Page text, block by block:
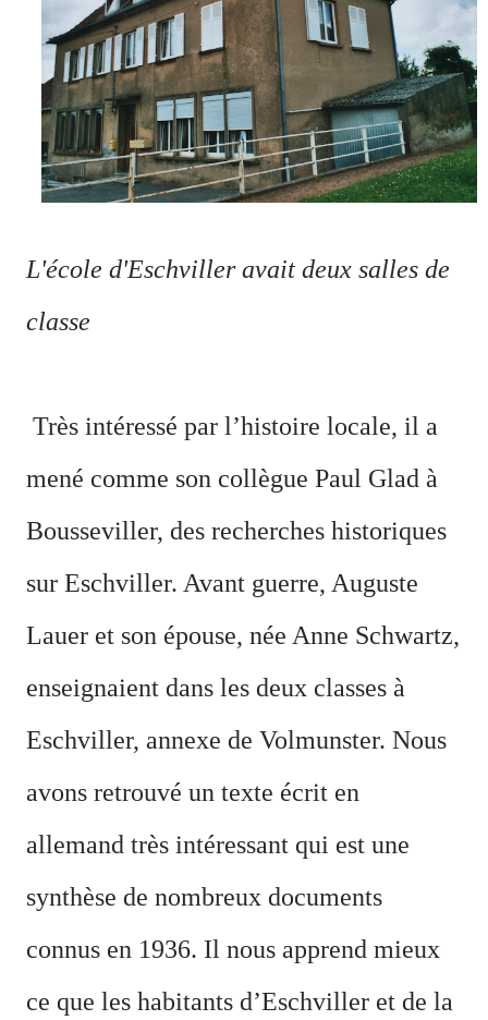
L'école d'Eschviller avait deux salles de
classe
Très intéressé par l’histoire locale, il a
mené comme son collègue Paul Glad à
Bousseviller, des recherches historiques
sur Eschviller. Avant guerre, Auguste
Lauer et son épouse, née Anne Schwartz,
enseignaient dans les deux classes à
Eschviller, annexe de Volmunster. Nous
avons retrouvé un texte écrit en
allemand très intéressant qui est une
synthèse de nombreux documents
connus en 1936. Il nous apprend mieux
ce que les habitants d’Eschviller et de la